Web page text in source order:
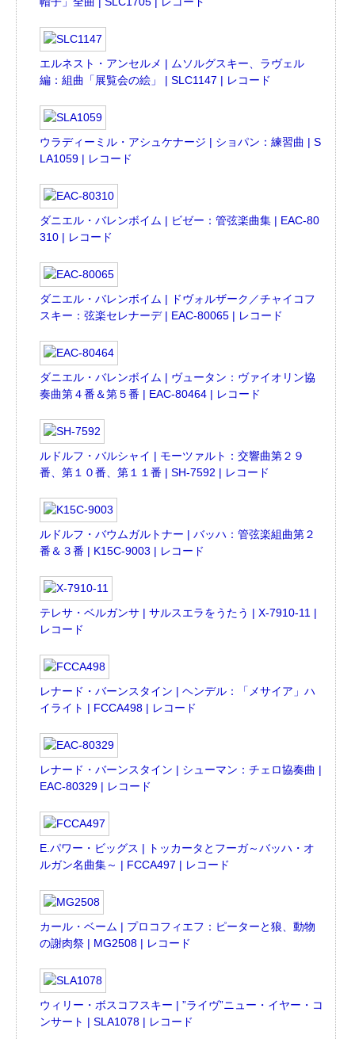
エルネスト・アンセルメ | ムソルグスキー、ラヴェル
編：組曲「展覧会の絵」 | SLC1147 | レコード
ウラディーミル・アシュケナージ | ショパン：練習曲 | S
LA1059 | レコード
ダニエル・バレンボイム | ビゼー：管弦楽曲集 | EAC-80
310 | レコード
ダニエル・バレンボイム | ドヴォルザーク／チャイコフ
スキー：弦楽セレナーデ | EAC-80065 | レコード
ダニエル・バレンボイム | ヴュータン：ヴァイオリン協
奏曲第４番＆第５番 | EAC-80464 | レコード
ルドルフ・バルシャイ | モーツァルト：交響曲第２９
番、第１０番、第１１番 | SH-7592 | レコード
ルドルフ・バウムガルトナー | バッハ：管弦楽組曲第２
番＆３番 | K15C-9003 | レコード
テレサ・ベルガンサ | サルスエラをうたう | X-7910-11 |
レコード
レナード・バーンスタイン | ヘンデル：「メサイア」ハ
イライト | FCCA498 | レコード
レナード・バーンスタイン | シューマン：チェロ協奏曲 |
EAC-80329 | レコード
E.パワー・ビッグス | トッカータとフーガ～バッハ・オ
ルガン名曲集～ | FCCA497 | レコード
カール・ベーム | プロコフィエフ：ピーターと狼、動物
の謝肉祭 | MG2508 | レコード
ウィリー・ボスコフスキー | ”ライヴ”ニュー・イヤー・コ
ンサート | SLA1078 | レコード